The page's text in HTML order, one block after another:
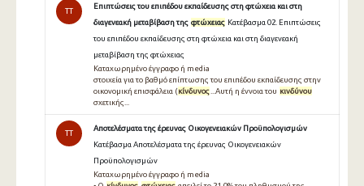
TT
Επιπτώσεις του επιπέδου εκπαίδευσης στη φτώχεια και στη
διαγενεακή μεταβίβαση της φτώχειας Κατέβασμα 02. Επιπτώσεις
του επιπέδου εκπαίδευσης στη φτώχεια και στη διαγενεακή
μεταβίβαση της φτώχειας
Καταχωρημένο έγγραφο ή media
στοιχεία για το βαθµό επίπτωσης του επιπέδου εκπαίδευσης στην
οικονοµική επισφάλεια (κίνδυνος ...Αυτή η έννοια του κινδύνου
σχετικής...
TT
Αποτελέσματα της έρευνας Οικογενειακών Προϋπολογισμών
Κατέβασμα Αποτελέσματα της έρευνας Οικογενειακών
Προϋπολογισμών
Καταχωρημένο έγγραφο ή media